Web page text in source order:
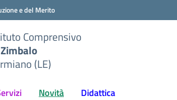
e del Merito
Comprensivo
(LE)
Novità Didattica